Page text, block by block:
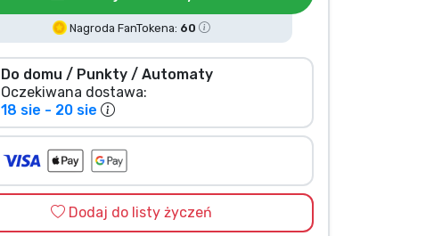
Nagroda FanTokena: 60
Do domu / Punkty / Automaty
Oczekiwana dostawa:
18 sie - 20 sie
Dodaj do listy życzeń